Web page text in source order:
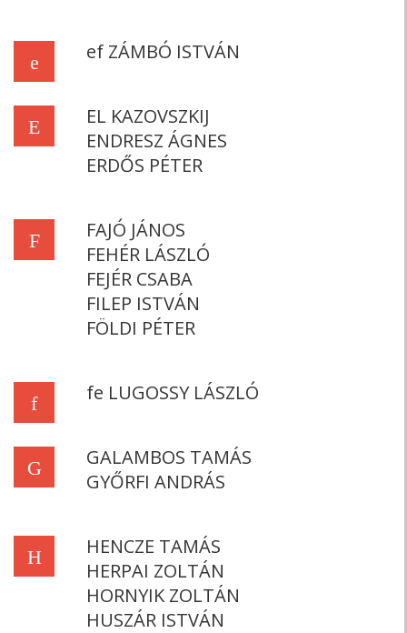
e ef ZÁMBÓ ISTVÁN
E
EL KAZOVSZKIJ
ENDRESZ ÁGNES
ERDŐS PÉTER
F
FAJÓ JÁNOS
FEHÉR LÁSZLÓ
FEJÉR CSABA
FILEP ISTVÁN
FÖLDI PÉTER
f fe LUGOSSY LÁSZLÓ
G
GALAMBOS TAMÁS
GYŐRFI ANDRÁS
H
HENCZE TAMÁS
HERPAI ZOLTÁN
HORNYIK ZOLTÁN
HUSZÁR ISTVÁN